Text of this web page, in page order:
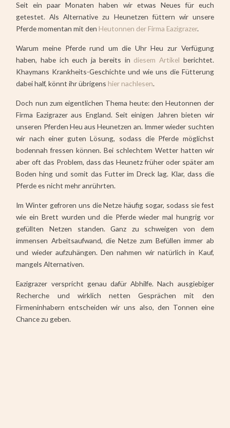
Seit ein paar Monaten haben wir etwas Neues für euch
getestet. Als Alternative zu Heunetzen füttern wir unsere
Pferde momentan mit den Heutonnen der Firma Eazigrazer.
Warum meine Pferde rund um die Uhr Heu zur Verfügung
haben, habe ich euch ja bereits in diesem Artikel berichtet.
Khaymans Krankheits-Geschichte und wie uns die Fütterung
dabei half, könnt ihr übrigens hier nachlesen.
Doch nun zum eigentlichen Thema heute: den Heutonnen der
Firma Eazigrazer aus England. Seit einigen Jahren bieten wir
unseren Pferden Heu aus Heunetzen an. Immer wieder suchten
wir nach einer guten Lösung, sodass die Pferde möglichst
bodennah fressen können. Bei schlechtem Wetter hatten wir
aber oft das Problem, dass das Heunetz früher oder später am
Boden hing und somit das Futter im Dreck lag. Klar, dass die
Pferde es nicht mehr anrührten.
Im Winter gefroren uns die Netze häufig sogar, sodass sie fest
wie ein Brett wurden und die Pferde wieder mal hungrig vor
gefüllten Netzen standen. Ganz zu schweigen von dem
immensen Arbeitsaufwand, die Netze zum Befüllen immer ab
und wieder aufzuhängen. Den nahmen wir natürlich in Kauf,
mangels Alternativen.
Eazigrazer verspricht genau dafür Abhilfe. Nach ausgiebiger
Recherche und wirklich netten Gesprächen mit den
Firmeninhabern entscheiden wir uns also, den Tonnen eine
Chance zu geben.